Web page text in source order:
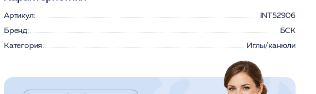
Артикул:
INT52906
Бренд:
БСК
Категория:
Иглы/канюли